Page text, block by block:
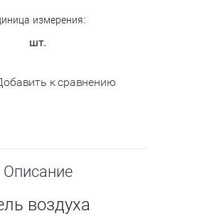
измерения:
шт.
к сравнению
Описание
воздуха